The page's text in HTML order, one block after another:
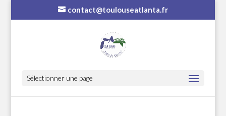
contact@toulouseatlanta.fr
Sélectionner une page